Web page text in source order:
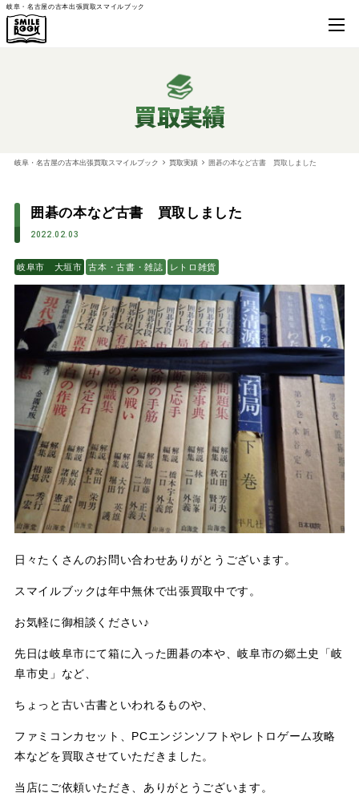
岐阜・名古屋の古本出張買取スマイルブック
買取実績
岐阜・名古屋の古本出張買取スマイルブック 買取実績 囲碁の本など古書 買取しました
囲碁の本など古書 買取しました
2022.02.03
岐阜市 大垣市 古本・古書・雑誌 レトロ雑貨
日々たくさんのお問い合わせありがとうございます。
スマイルブックは年中無休で出張買取中です。
お気軽に御相談ください♪
先日は岐阜市にて箱に入った囲碁の本や、岐阜市の郷土史「岐
阜市史」など、
ちょっと古い古書といわれるものや、
ファミコンカセット、PCエンジンソフトやレトロゲーム攻略
本などを買取させていただきました。
当店にご依頼いただき、ありがとうございます。